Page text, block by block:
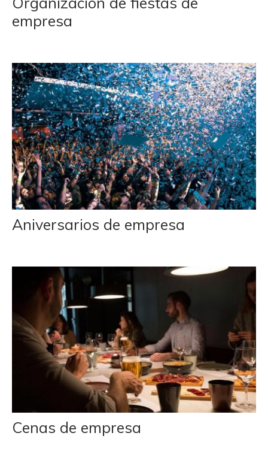
empresa
Aniversarios de empresa
Cenas de empresa